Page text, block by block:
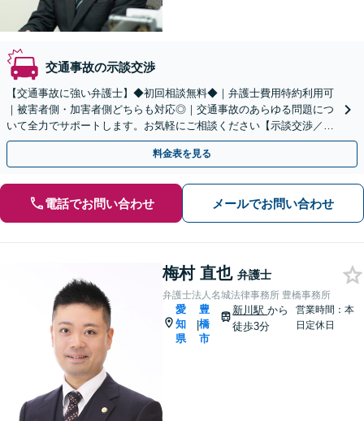
交通事故の示談交渉
【交通事故に強い弁護士】◆初回相談無料◆｜弁護士費用特約利用可
｜被害者側・加害者側どちらも対応◎｜交通事故のあらゆる問題につ
いて全力でサポートします。お気軽にご相談ください【示談交渉／裁
判／被害者請求／後遺障害等級】
料金表を見る
電話でお問い合わせ メールでお問い合わせ
梅村 直也 弁護士
弁護士法人名城法律事務所 豊橋事務所
愛
知
県
|
豊
橋
市
新川駅から
徒歩3分
営業時間：本
日定休日